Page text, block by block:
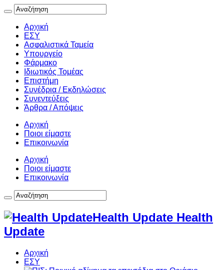
Αρχική
ΕΣΥ
Ασφαλιστικά Ταμεία
Υπουργείο
Φάρμακο
Ιδιωτικός Τομέας
Επιστήμη
Συνέδρια / Εκδηλώσεις
Συνεντεύξεις
Άρθρα / Απόψεις
Αρχική
Ποιοι είμαστε
Επικοινωνία
Αρχική
Ποιοι είμαστε
Επικοινωνία
Health Update Health
Update
Αρχική
ΕΣΥ